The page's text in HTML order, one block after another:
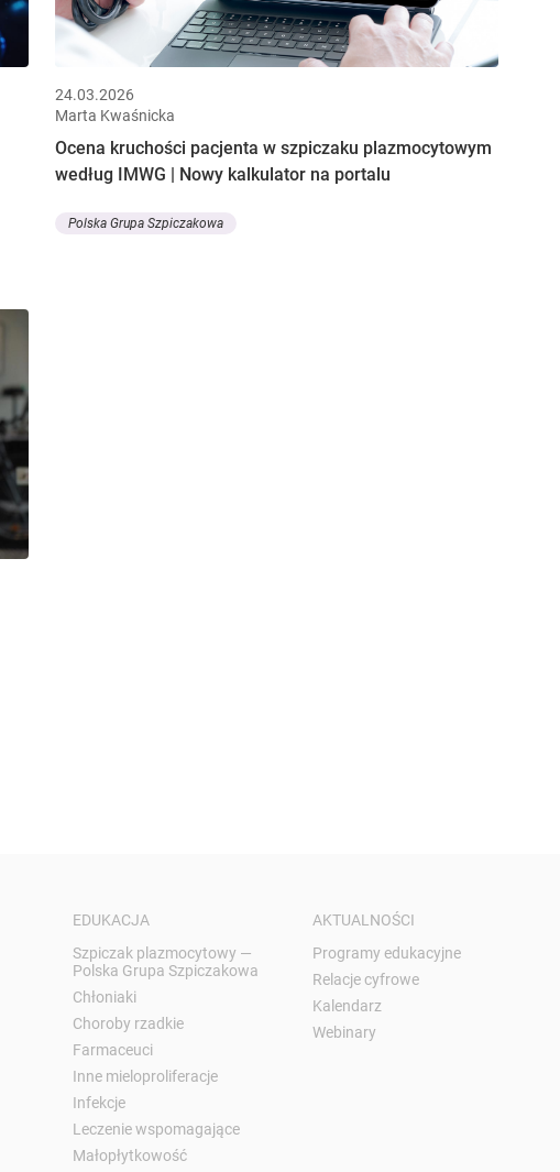
24.03.2026
Marta Kwaśnicka
Ocena kruchości pacjenta w szpiczaku plazmocytowym
według IMWG | Nowy kalkulator na portalu
Polska Grupa Szpiczakowa
EDUKACJA
Szpiczak plazmocytowy —
Polska Grupa Szpiczakowa
Chłoniaki
Choroby rzadkie
Farmaceuci
Inne mieloproliferacje
Infekcje
Leczenie wspomagające
Małopłytkowość
AKTUALNOŚCI
Programy edukacyjne
Relacje cyfrowe
Kalendarz
Webinary